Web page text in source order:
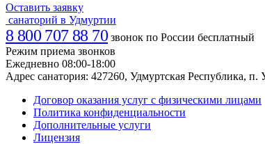
Оставить заявку
санаторий в Удмуртии
8 800 707 88 70 звонок по России бесплатный
Режим приема звонков
Ежедневно 08:00-18:00
Адрес санатория: 427260, Удмуртская Республика, п.
Договор оказания услуг с физическими лицами
Политика конфиденциальности
Дополнительные услуги
Лицензия